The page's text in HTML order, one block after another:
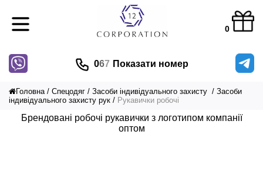
0
067 Показати номер
Головна Спецодяг Засоби індивідуального захисту
Засоби
індивідуального захисту рук
Рукавички робочі
Брендовані робочі рукавички з логотипом компанії
оптом